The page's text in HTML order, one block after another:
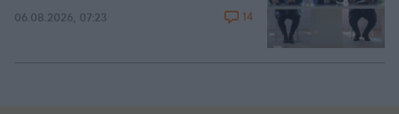
06.08.2026, 07:23 14